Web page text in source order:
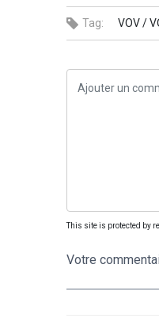
Tag: VOV /
This site is protected by
Votre